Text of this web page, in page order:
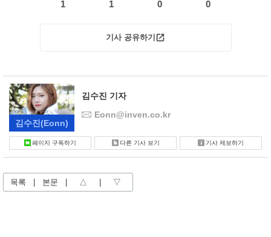
1 1 0 0
기사 공유하기
김수진 (Eonn)
김수진 기자
Eonn@inven.co.kr
페이지 구독하기 다른 기사 보기 기사 제보하기
목록 본문 △ ▽